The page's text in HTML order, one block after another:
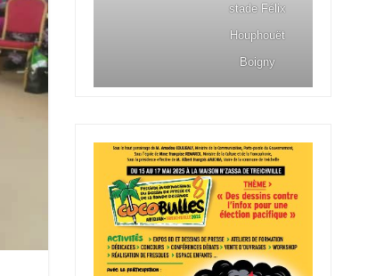
stade Félix
Houphouët
Boigny